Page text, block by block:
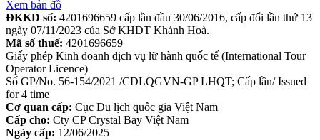
Xem bản đồ
ĐKKD số: 4201696659 cấp lần đầu 30/06/2016, cấp đổi lần thứ 13
ngày 07/11/2023 của Sở KHDT Khánh Hoà.
Mã số thuế: 4201696659
Giấy phép Kinh doanh dịch vụ lữ hành quốc tế (International Tour
Operator Licence)
Số GP/No. 56-154/2021 /CDLQGVN-GP LHQT; Cấp lần/ Issued
for 4 time
Cơ quan cấp: Cục Du lịch quốc gia Việt Nam
Cấp cho: Cty CP Crystal Bay Việt Nam
Ngày cấp: 12/06/2025